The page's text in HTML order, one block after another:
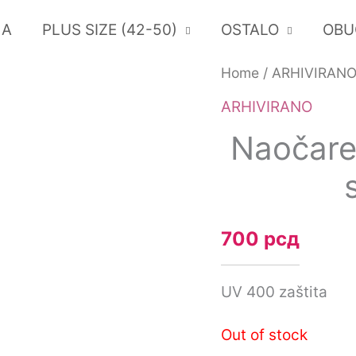
PLUS SIZE (42-50) OSTALO
Home/ ARHIVIRANO
ARHIVIRANO
700 рсд
UV 400 zaštita
Out of stock